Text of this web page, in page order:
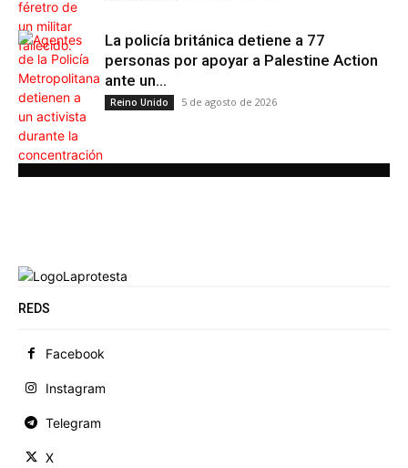
La policía británica detiene a 77
personas por apoyar a Palestine Action
ante un...
Reino Unido 5 de agosto de 2026
REDS
Facebook
Instagram
Telegram
X